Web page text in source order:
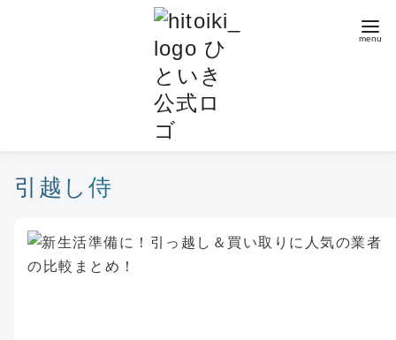
引越し侍